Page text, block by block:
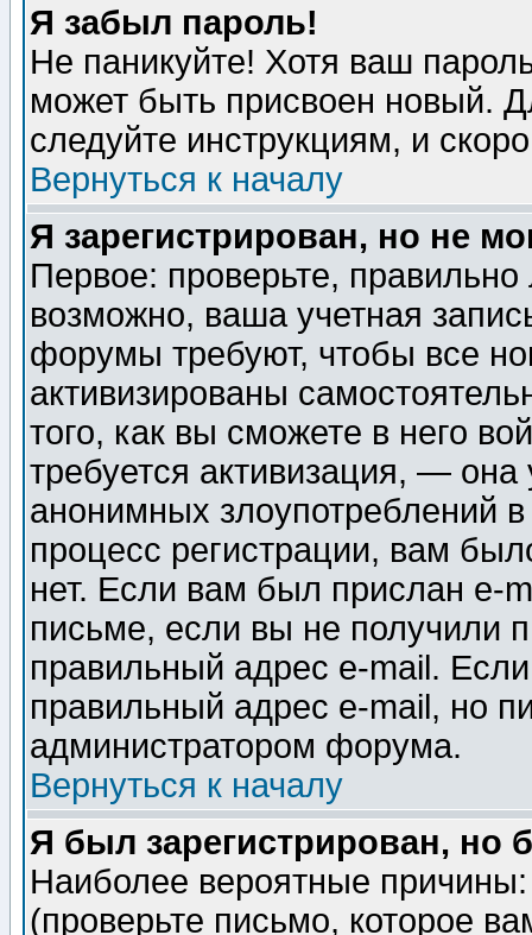
Я забыл пароль!
Не паникуйте! Хотя ваш
может быть присвоен новый.
следуйте инструкциям, и
Вернуться к началу
Я зарегистрирован, но не
Первое: проверьте,
возможно, ваша учетная
форумы требуют, чтобы все
активизированы
того, как вы сможете в него
требуется активизация, —
анонимных злоупотреблений
процесс регистрации, вам
нет. Если вам был прислан e-
письме, если вы не получили
правильный адрес e-mail.
правильный адрес e-mail, но
администратором форума.
Вернуться к началу
Я был зарегистрирован, но
Наиболее вероятные
(проверьте письмо, которое